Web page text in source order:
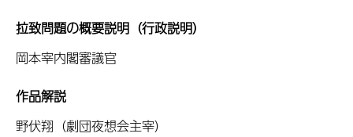
拉致問題の概要説明（行政説明）
岡本宰内閣審議官
作品解説
野伏翔（劇団夜想会主宰）